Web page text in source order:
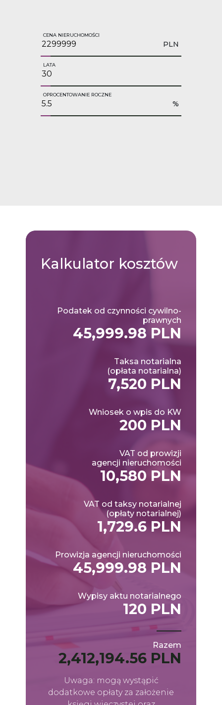
CENA NIERUCHOMOŚCI
PLN
LATA
OPROCENTOWANIE ROCZNE
%
Kalkulator kosztów
Podatek od czynności cywilno-
prawnych
45,999.98 PLN
Taksa notarialna
(opłata notarialna)
7,520 PLN
Wniosek o wpis do KW
200 PLN
VAT od prowizji
agencji nieruchomości
10,580 PLN
VAT od taksy notarialnej
(opłaty notarialnej)
1,729.6 PLN
Prowizja agencji nieruchomości
45,999.98 PLN
Wypisy aktu notarialnego
120 PLN
Razem
2,412,194.56 PLN
Uwaga: mogą wystąpić
dodatkowe opłaty za założenie